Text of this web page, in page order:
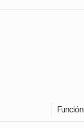
Función